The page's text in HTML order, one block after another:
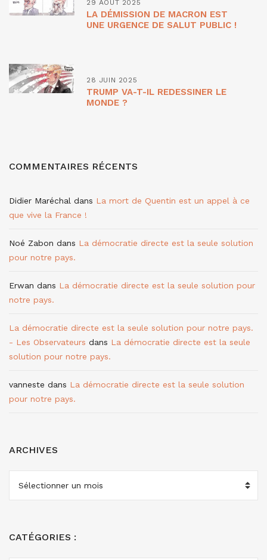
29 AOÛT 2025
LA DÉMISSION DE MACRON EST
UNE URGENCE DE SALUT PUBLIC !
28 JUIN 2025
TRUMP VA-T-IL REDESSINER LE
MONDE ?
COMMENTAIRES RÉCENTS
Didier Maréchal dans La mort de Quentin est un appel à ce
que vive la France !
Noé Zabon dans La démocratie directe est la seule solution
pour notre pays.
Erwan dans La démocratie directe est la seule solution pour
notre pays.
La démocratie directe est la seule solution pour notre pays.
- Les Observateurs dans La démocratie directe est la seule
solution pour notre pays.
vanneste dans La démocratie directe est la seule solution
pour notre pays.
ARCHIVES
ARCHIVES
CATÉGORIES :